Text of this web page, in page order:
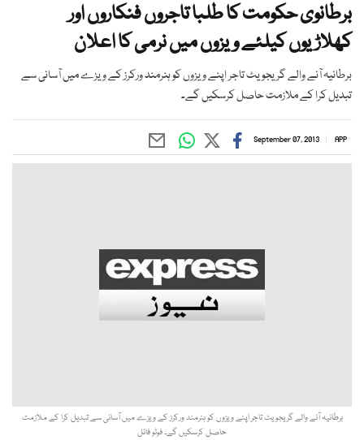
برطانوی حكومت کا طلبا تاجروں فنكاروں اور
كھلاڑيوں كیلئے ويزوں ميں نرمی كا اعلان
برطانيہ آنے والے گريجويٹ تاجر اپنے ويزوں كو ہنرمند وركرز كے ويزے ميں آسانی سے
تبديل كرا كے ملازمت حاصل كرسكيں گے۔
APP
September 07, 2013
برطانيہ آنے والے گريجويٹ تاجر اپنے ويزوں كو ہنرمند وركرز كے ويزے ميں آسانی سے تبديل كرا كے ملازمت
حاصل كرسكيں گے۔ فوٹو فائل